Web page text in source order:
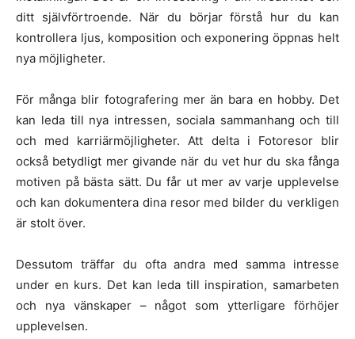
ditt självförtroende. När du börjar förstå hur du kan
kontrollera ljus, komposition och exponering öppnas helt
nya möjligheter.
För många blir fotografering mer än bara en hobby. Det
kan leda till nya intressen, sociala sammanhang och till
och med karriärmöjligheter. Att delta i Fotoresor blir
också betydligt mer givande när du vet hur du ska fånga
motiven på bästa sätt. Du får ut mer av varje upplevelse
och kan dokumentera dina resor med bilder du verkligen
är stolt över.
Dessutom träffar du ofta andra med samma intresse
under en kurs. Det kan leda till inspiration, samarbeten
och nya vänskaper – något som ytterligare förhöjer
upplevelsen.